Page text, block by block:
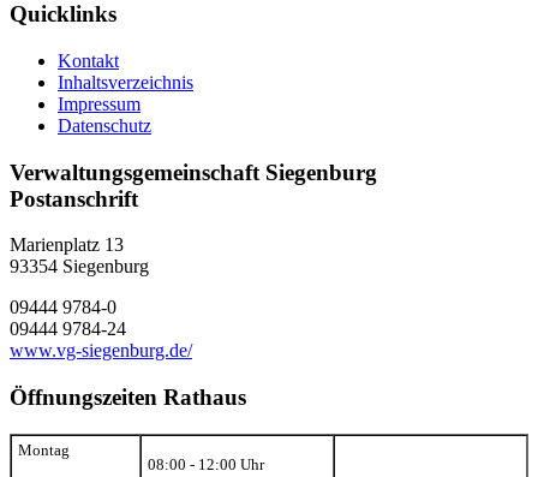
Quicklinks
Kontakt
Inhaltsverzeichnis
Impressum
Datenschutz
Verwaltungsgemeinschaft Siegenburg
Postanschrift
Marienplatz 13
93354 Siegenburg
09444 9784-0
09444 9784-24
www.vg-siegenburg.de/
Öffnungszeiten Rathaus
Montag
08:00 - 12:00 Uhr